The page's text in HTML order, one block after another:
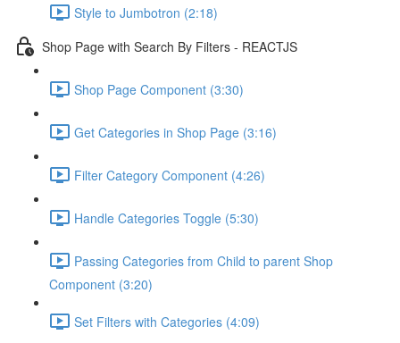
Style to Jumbotron (2:18)
Shop Page with Search By Filters - REACTJS
Shop Page Component (3:30)
Get Categories in Shop Page (3:16)
Filter Category Component (4:26)
Handle Categories Toggle (5:30)
Passing Categories from Child to parent Shop
Component (3:20)
Set Filters with Categories (4:09)